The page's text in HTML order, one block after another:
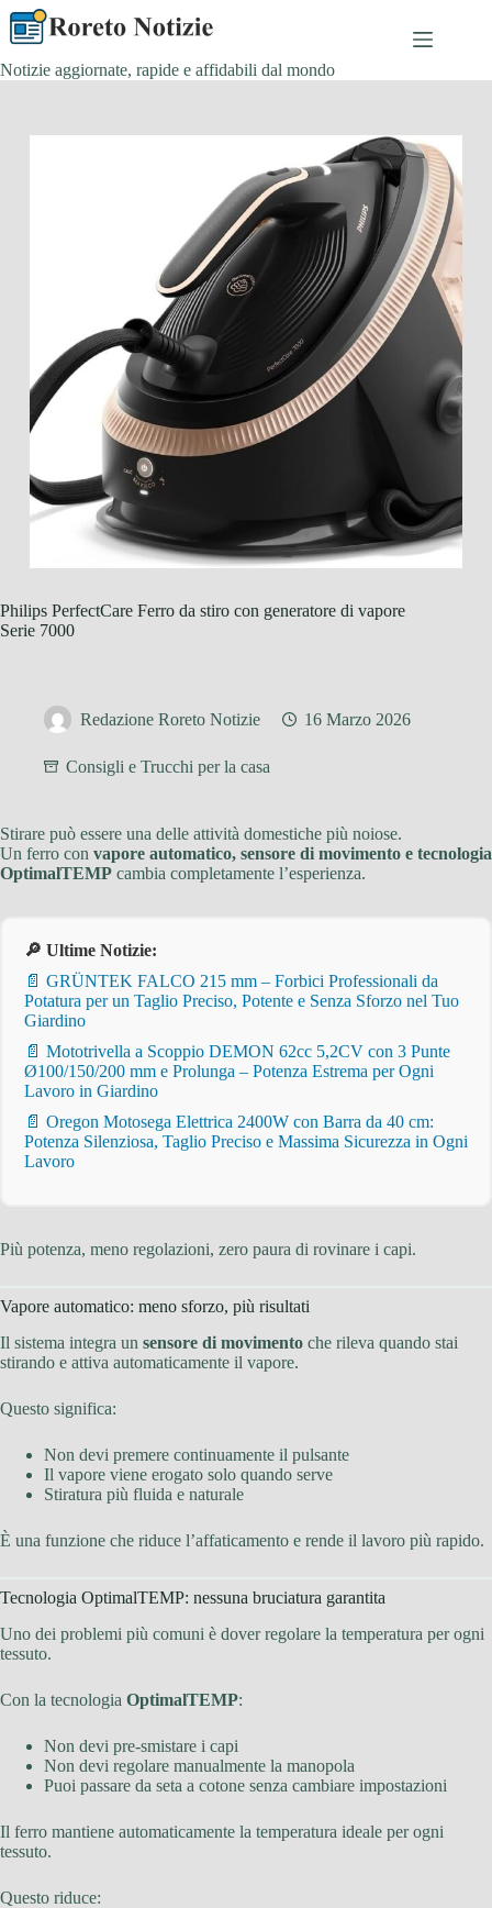
Salta
contenuto
Notizie aggiornate, rapide e affidabili dal mondo
Philips PerfectCare Ferro da stiro con generatore di vapore
Serie 7000
Redazione Roreto Notizie 16 Marzo 2026
Consigli e Trucchi per la casa
Stirare può essere una delle attività domestiche più noiose.
Un ferro con vapore automatico, sensore di movimento e tecnologia
OptimalTEMP cambia completamente l’esperienza.
🔎 Ultime Notizie:
📄 GRÜNTEK FALCO 215 mm – Forbici Professionali da
Potatura per un Taglio Preciso, Potente e Senza Sforzo nel Tuo
Giardino
📄 Mototrivella a Scoppio DEMON 62cc 5,2CV con 3 Punte
Ø100/150/200 mm e Prolunga – Potenza Estrema per Ogni
Lavoro in Giardino
📄 Oregon Motosega Elettrica 2400W con Barra da 40 cm:
Potenza Silenziosa, Taglio Preciso e Massima Sicurezza in Ogni
Lavoro
Più potenza, meno regolazioni, zero paura di rovinare i capi.
Vapore automatico: meno sforzo, più risultati
Il sistema integra un sensore di movimento che rileva quando stai
stirando e attiva automaticamente il vapore.
Questo significa:
Non devi premere continuamente il pulsante
Il vapore viene erogato solo quando serve
Stiratura più fluida e naturale
È una funzione che riduce l’affaticamento e rende il lavoro più rapido.
Tecnologia OptimalTEMP: nessuna bruciatura garantita
Uno dei problemi più comuni è dover regolare la temperatura per ogni
tessuto.
Con la tecnologia OptimalTEMP:
Non devi pre-smistare i capi
Non devi regolare manualmente la manopola
Puoi passare da seta a cotone senza cambiare impostazioni
Il ferro mantiene automaticamente la temperatura ideale per ogni
tessuto.
Questo riduce: